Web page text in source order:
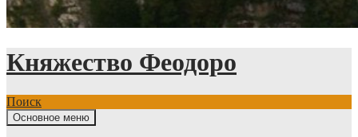
Княжество Феодоро
Поиск
Основное меню